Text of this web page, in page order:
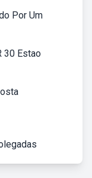
Por Um
30 Estao